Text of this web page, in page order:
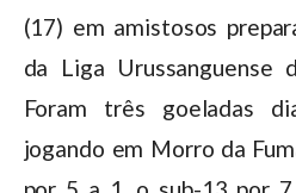
(17) em amistosos
da Liga Urussanguense
Foram três goeladas
jogando em Morro da